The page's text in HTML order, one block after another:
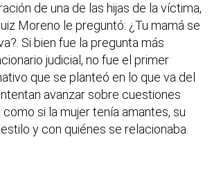
de una de las hijas de la víctima,
Moreno le preguntó: ¿Tu mamá se
Si bien fue la pregunta más
judicial, no fue el primer
que se planteó en lo que va del
avanzar sobre cuestiones
si la mujer tenía amantes, su
y con quiénes se relacionaba.